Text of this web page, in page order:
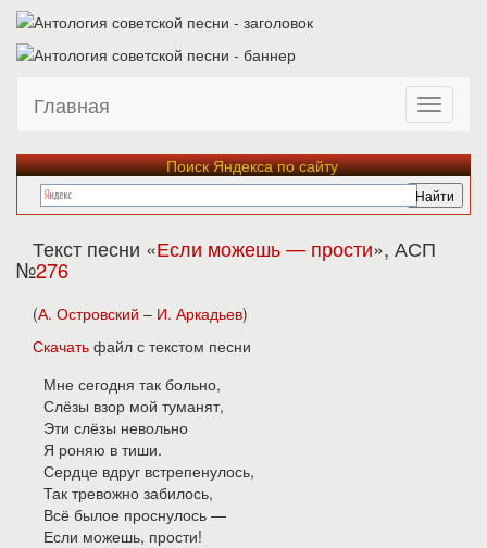
Главная
Поиск Яндекса по сайту
Текст песни «Если можешь — прости», АСП
№276
(А. Островский – И. Аркадьев)
Скачать файл с текстом песни
Мне сегодня так больно,
Слёзы взор мой туманят,
Эти слёзы невольно
Я роняю в тиши.
Сердце вдруг встрепенулось,
Так тревожно забилось,
Всё былое проснулось —
Если можешь, прости!